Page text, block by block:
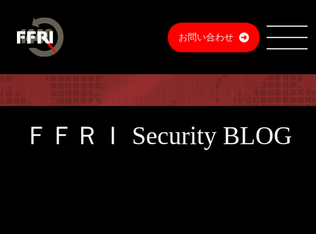
お問い合わせ
ＦＦＲＩ Security BLOG